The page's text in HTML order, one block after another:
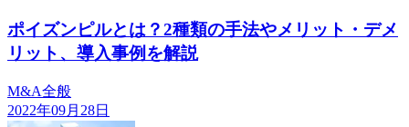
ポイズンピルとは？2種類の手法やメリット・デメ
リット、導入事例を解説
M&A全般
2022年09月28日